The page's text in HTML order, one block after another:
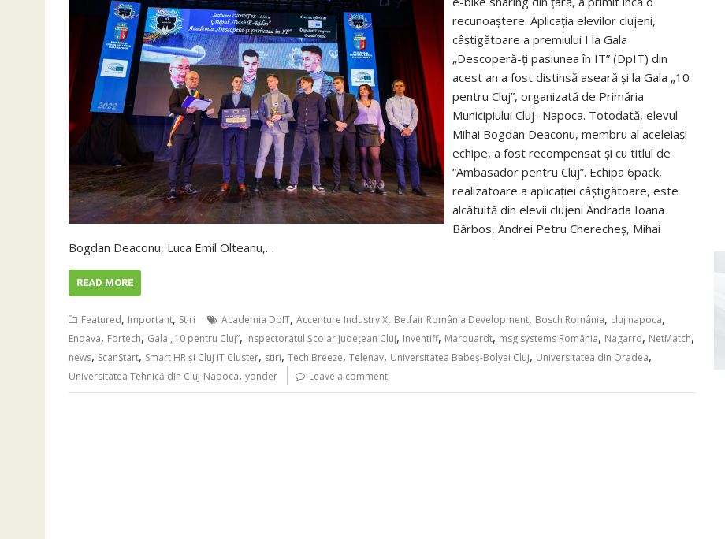
recunoaștere. Aplicația elevilor clujeni,
câștigătoare a premiului I la Gala
„Descoperă-ți pasiunea în IT” (DpIT) din
acest an a fost distinsă aseară și la Gala „10
pentru Cluj”, organizată de Primăria
Municipiului Cluj- Napoca. Totodată, elevul
Mihai Bogdan Deaconu, membru al aceleiași
echipe, a fost recompensat şi cu titlul de
“Ambasador pentru Cluj”. Echipa 6pack,
realizatoare a aplicației câștigătoare, este
alcătuită din elevii clujeni Andrada Ioana
Bărbos, Andrei Petru Cherecheș, Mihai
Bogdan Deaconu, Luca Emil Olteanu,…
READ MORE
Featured, Important, Stiri Academia DpIT, Accenture Industry X, Betfair România Development, Bosch România, cluj napoca,
Endava, Fortech, Gala „10 pentru Cluj”, Inspectoratul Școlar Județean Cluj, Inventiff, Marquardt, msg systems România, Nagarro, NetMatch,
news, ScanStart, Smart HR și Cluj IT Cluster, stiri, Tech Breeze, Telenav, Universitatea Babeș-Bolyai Cluj, Universitatea din Oradea,
Universitatea Tehnică din Cluj-Napoca, yonder Leave a comment